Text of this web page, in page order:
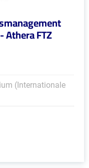
Athera FTZ
(Internationale